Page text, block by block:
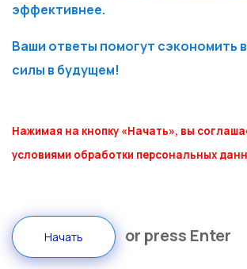
эффективнее.
Ваши ответы помогут сэкономить
силы в будущем!
Нажимая на кнопку «Начать», вы
условиями обработки персональных
Начать or press Enter